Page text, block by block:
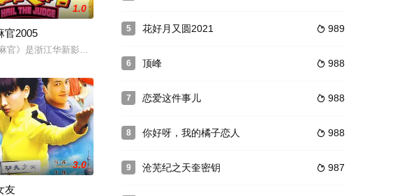
/20集 拍摄周期：20天 播
1.0
官2005
官》是浙江华新影视有限责任公司与北京国立常升有限责任公司联合制作的清
3.0
友
5  989
花好月又圆2021
6  988
顶峰
7  988
恋爱这件事儿
8  988
你好呀，我的橘子恋人
9  987
沧芜纪之天奎密钥